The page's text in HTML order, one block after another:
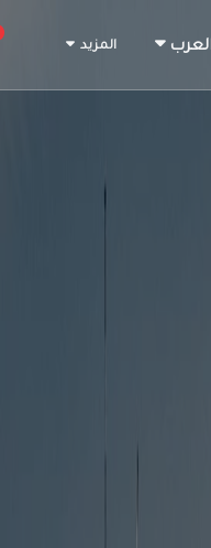
المزيد